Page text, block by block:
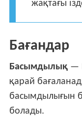
жақтағы
Бағандар
Басымдылық —
қарай
басымдылығын
болады.